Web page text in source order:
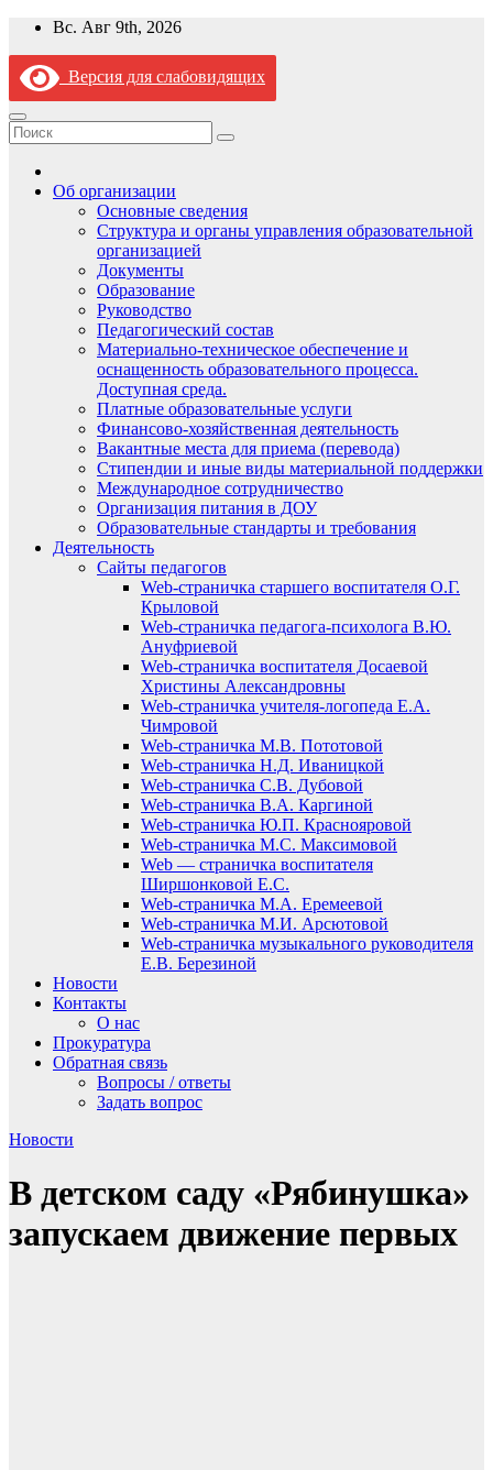
Перейти
содержимому
Вс. Авг 9th, 2026
Версия для слабовидящих
Об организации
Основные сведения
Структура и органы управления образовательной
организацией
Документы
Образование
Руководство
Педагогический состав
Материально-техническое обеспечение и
оснащенность образовательного процесса.
Доступная среда.
Платные образовательные услуги
Финансово-хозяйственная деятельность
Вакантные места для приема (перевода)
Стипендии и иные виды материальной поддержки
Международное сотрудничество
Организация питания в ДОУ
Образовательные стандарты и требования
Деятельность
Сайты педагогов
Web-страничка старшего воспитателя О.Г.
Крыловой
Web-страничка педагога-психолога В.Ю.
Ануфриевой
Web-страничка воспитателя Досаевой
Христины Александровны
Web-страничка учителя-логопеда Е.А.
Чимровой
Web-страничка М.В. Пототовой
Web-страничка Н.Д. Иваницкой
Web-страничка С.В. Дубовой
Web-страничка В.А. Каргиной
Web-страничка Ю.П. Краснояровой
Web-страничка М.С. Максимовой
Web — страничка воспитателя
Ширшонковой Е.С.
Web-страничка М.А. Еремеевой
Web-страничка М.И. Арсютовой
Web-страничка музыкального руководителя
Е.В. Березиной
Новости
Контакты
О нас
Прокуратура
Обратная связь
Вопросы / ответы
Задать вопрос
Новости
В детском саду «Рябинушка»
запускаем движение первых